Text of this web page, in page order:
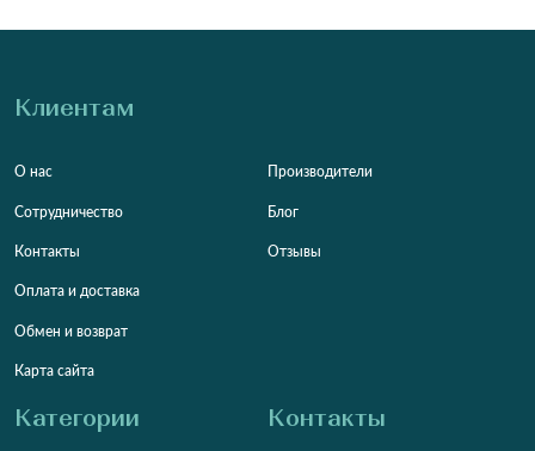
Клиентам
О нас
Сотрудничество
Контакты
Оплата и доставка
Обмен и возврат
Карта сайта
Производители
Блог
Отзывы
Категории Контакты